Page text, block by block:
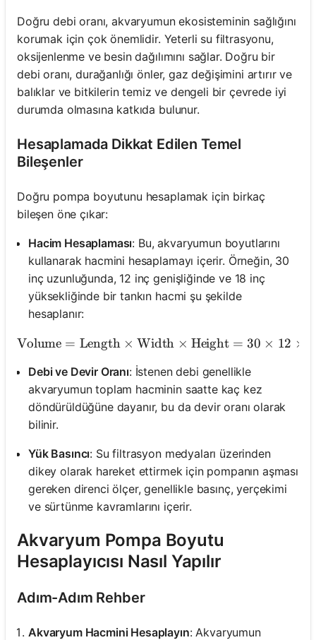
Doğru debi oranı, akvaryumun ekosisteminin sağlığını
korumak için çok önemlidir. Yeterli su filtrasyonu,
oksijenlenme ve besin dağılımını sağlar. Doğru bir
debi oranı, durağanlığı önler, gaz değişimini artırır ve
balıklar ve bitkilerin temiz ve dengeli bir çevrede iyi
durumda olmasına katkıda bulunur.
Hesaplamada Dikkat Edilen Temel
Bileşenler
Doğru pompa boyutunu hesaplamak için birkaç
bileşen öne çıkar:
Hacim Hesaplaması: Bu, akvaryumun boyutlarını
kullanarak hacmini hesaplamayı içerir. Örneğin, 30
inç uzunluğunda, 12 inç genişliğinde ve 18 inç
yüksekliğinde bir tankın hacmi şu şekilde
hesaplanır:
Volume = Length × Width × Height = 30 × 12 ×
Debi ve Devir Oranı: İstenen debi genellikle
akvaryumun toplam hacminin saatte kaç kez
döndürüldüğüne dayanır, bu da devir oranı olarak
bilinir.
Yük Basıncı: Su filtrasyon medyaları üzerinden
dikey olarak hareket ettirmek için pompanın aşması
gereken direnci ölçer, genellikle basınç, yerçekimi
ve sürtünme kavramlarını içerir.
Akvaryum Pompa Boyutu
Hesaplayıcısı Nasıl Yapılır
Adım-Adım Rehber
Akvaryum Hacmini Hesaplayın: Akvaryumun